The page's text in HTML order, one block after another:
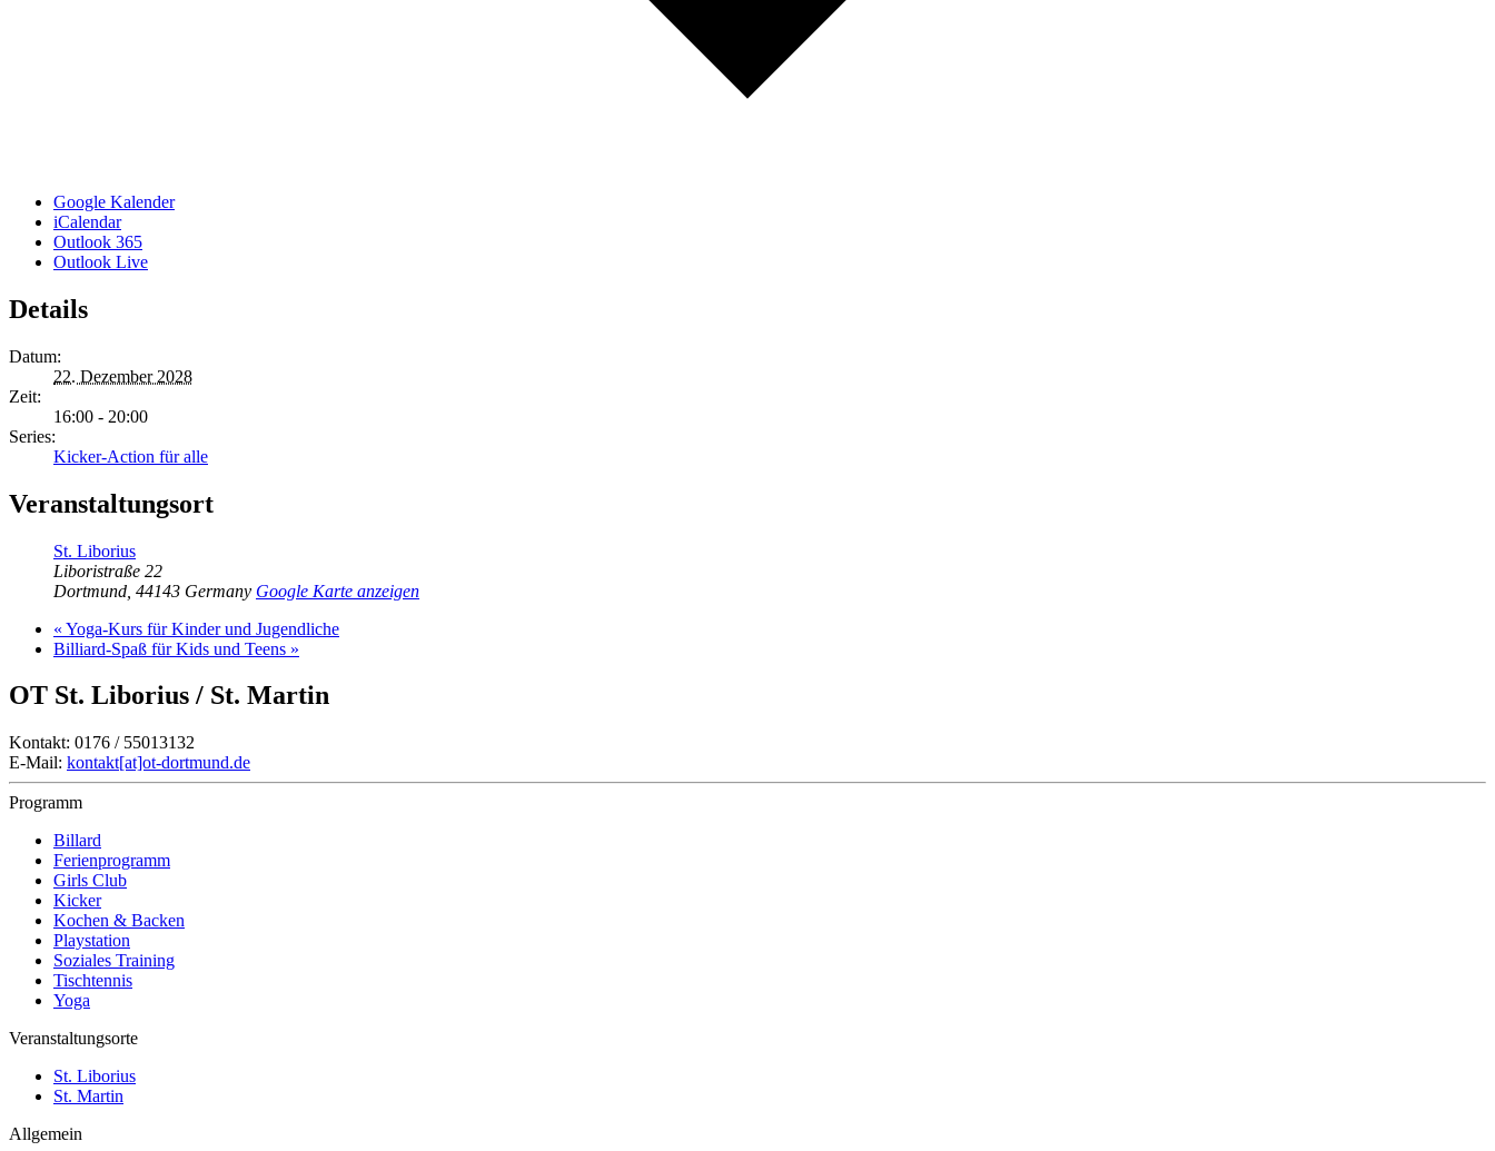
Google Kalender
iCalendar
Outlook 365
Outlook Live
Details
Datum:
22. Dezember 2028
Zeit:
16:00 - 20:00
Series:
Kicker-Action für alle
Veranstaltungsort
St. Liborius
Liboristraße 22
Dortmund 44143 Germany Google Karte anzeigen
« Yoga-Kurs für Kinder und Jugendliche
Billiard-Spaß für Kids und Teens »
OT St. Liborius / St. Martin
Kontakt: 0176 / 55013132
E-Mail: kontakt[at]ot-dortmund.de
Programm
Billard
Ferienprogramm
Girls Club
Kicker
Kochen & Backen
Playstation
Soziales Training
Tischtennis
Yoga
Veranstaltungsorte
St. Liborius
St. Martin
Allgemein